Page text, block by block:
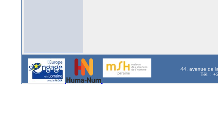
44, avenue de
Tél. :